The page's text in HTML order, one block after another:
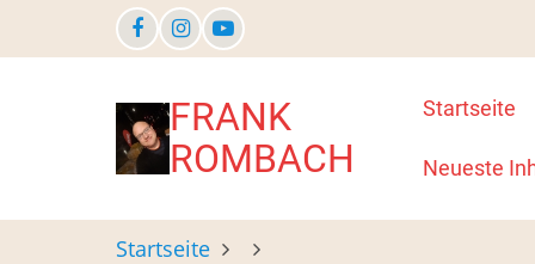
zum
FRANK
ROMBACH
Main
Startseite
Neueste
Startseite